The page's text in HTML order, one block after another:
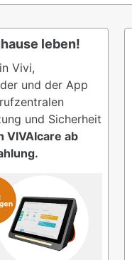
leben!
Vivi,
und der App
und Sicherheit
VIVAIcare ab